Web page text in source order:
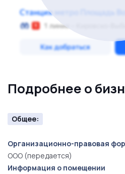
Подробнее о
Общее:
Организационно-правовая
ООО (передается)
Информация о помещении